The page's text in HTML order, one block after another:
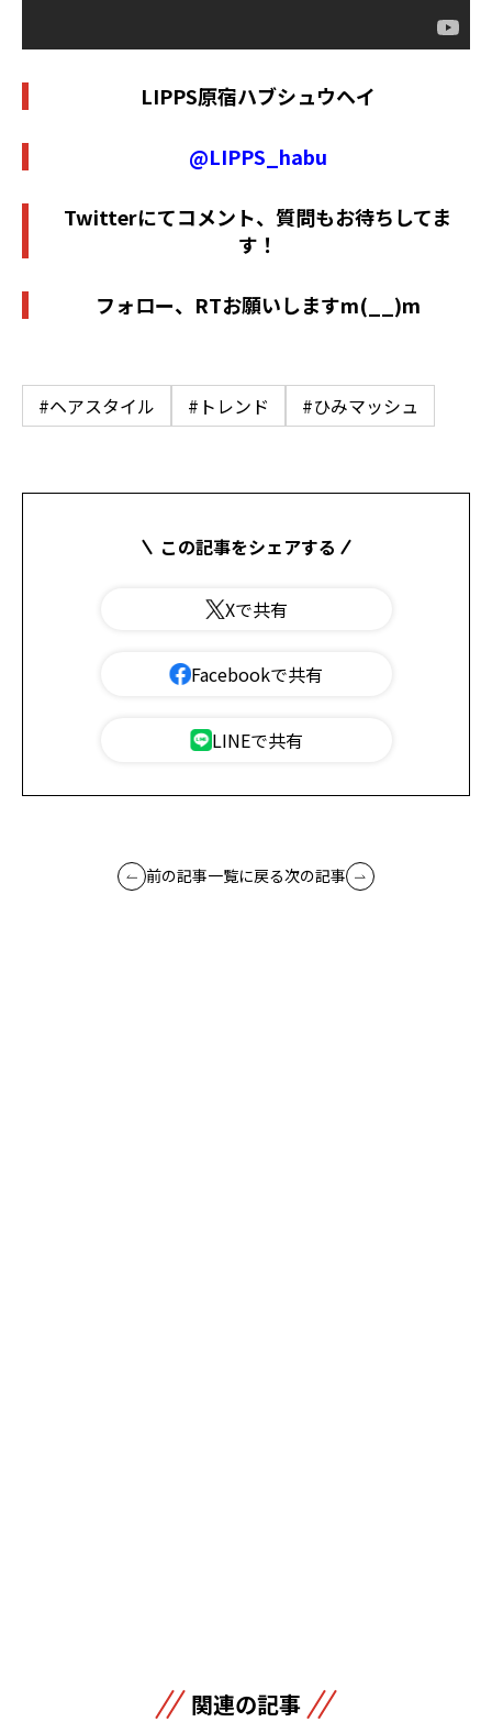
LIPPS原宿ハブシュウヘイ
@LIPPS_habu
Twitterにてコメント、質問もお待ちしてま
す！
フォロー、 RTお願いしますm(__)m
#ヘアスタイル #トレンド #ひみマッシュ
この記事をシェアする
Xで共有
Facebookで共有
LINEで共有
前の記事一覧に戻る次の記事
関連の記事